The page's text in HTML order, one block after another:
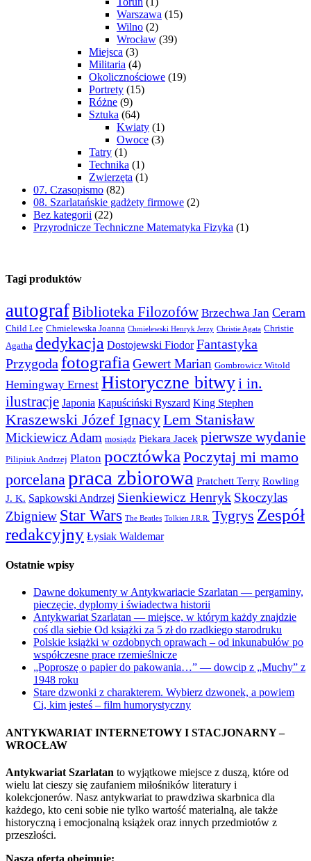
Warszawa (15)
Wilno (2)
Wrocław (39)
Miejsca (3)
Militaria (4)
Okolicznościowe (19)
Portrety (15)
Różne (9)
Sztuka (64)
Kwiaty (1)
Owoce (3)
Tatry (1)
Technika (1)
Zwierzęta (1)
07. Czasopismo (82)
08. Szarlatańskie gadżety firmowe (2)
Bez kategorii (22)
Przyrodnicze Techniczne Matematyka Fizyka (1)
Tagi produktów
autografBiblioteka Filozofów Brzechwa Jan Ceram
Child Lee Chmielewska Joanna Chmielewski Henryk Jerzy Christie Agata Christie
Agatha dedykacja Dostojewski Fiodor Fantastyka
Przygoda fotografia Gewert Marian Gombrowicz Witold
Hemingway Ernest Historyczne bitwyi in.
ilustracje Japonia Kapuściński Ryszard King Stephen
Kraszewski Józef IgnacyLem Stanisław
Mickiewicz Adam mosiądz Piekara Jacek pierwsze wydanie
Pilipiuk Andrzej Platon pocztówka Poczytaj mi mamo
porcelana praca zbiorowa Pratchett Terry Rowling
J. K. Sapkowski Andrzej Sienkiewicz Henryk Skoczylas
Zbigniew Star Wars The Beatles Tolkien J.R.R. Tygrys Zespół
redakcyjny Łysiak Waldemar
Ostatnie wpisy
Dawne dokumenty w Antykwariacie Szarlatan — pergaminy,
pieczęcie, dyplomy i świadectwa historii
Antykwariat Szarlatan — miejsce, w którym każdy znajdzie
coś dla siebie Od książki za 5 zł do rzadkiego starodruku
Polskie książki w ozdobnych oprawach – od inkunabułów po
współczesne prace rzemieślnicze
„Poproszę o papier do pakowania…” — dowcip z „Muchy” z
1948 roku
Stare dzwonki z charakterem. Wybierz dzwonek, a powiem
Ci, kim jesteś – film humorystyczny
ANTYKWARIAT INTERNETOWY I STACJONARNY –
WROCŁAW
Antykwariat Szarlatan to wyjątkowe miejsce z duszą, które od
wielu lat cieszy się zaufaniem miłośników literatury i
kolekcjonerów. Nasz antykwariat to prawdziwa skarbnica dla
każdego, kto ceni sobie nie tylko wartość materialną, ale także
historyczną i emocjonalną książek oraz innych przedmiotów z
przeszłości.
Nasza oferta obejmuje: